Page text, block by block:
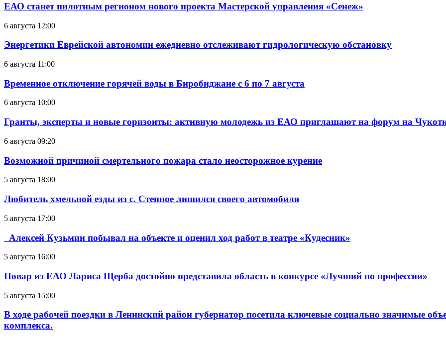
ЕАО станет пилотным регионом нового проекта Мастерской управления «Сенеж»
6 августа 12:00
Энергетики Еврейской автономии ежедневно отслеживают гидрологическую обстановку
6 августа 11:00
Временное отключение горячей воды в Биробиджане с 6 по 7 августа
6 августа 10:00
Гранты, эксперты и новые горизонты: активную молодежь из ЕАО приглашают на форум на
6 августа 09:20
Возможной причиной смертельного пожара стало неосторожное курение
5 августа 18:00
Любитель хмельной езды из с. Степное лишился своего автомобиля
5 августа 17:00
Алексей Кузьмин побывал на объекте и оценил ход работ в театре «Кудесник»
5 августа 16:00
Повар из ЕАО Лариса Щерба достойно представила область в конкурсе «Лучший по профессии»
5 августа 15:00
В ходе рабочей поездки в Ленинский район губернатор посетила ключевые социально значимые
комплекса.